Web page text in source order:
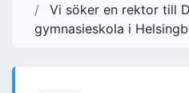
Vi söker en rektor till
gymnasieskola i